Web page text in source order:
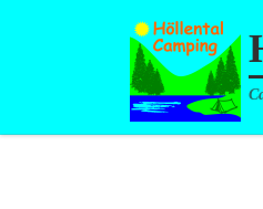
Zum Inhalt springen